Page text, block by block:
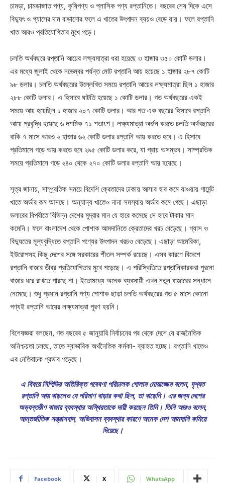
চামড়া, চামড়াজাত পণ্য, কৃষিপণ্য ও প্লাসিক পণ্য রপ্তানিতে। বছরের শেষ দিকে এসে
বিদ্যুৎ ও গ্যাসের দাম বাড়ানোর ফলে এ খাতের উৎপাদন ব্যয়ও বেড়ে যায়। ফলে রপ্তানি
খাত আরও প্রতিযোগিতার মুখে পড়ে।
চলতি অর্থবছরে রপ্তানি আয়ের লক্ষ্যমাত্রা ধরা হয়েছে ৩ হাজার ৩৫০ কোটি ডলার।
এর মধ্যে জুলাই থেকে নভেম্বর পর্যন্ত মোট রপ্তানি আয় হয়েছে ১ হাজার ২৮৭ কোটি
৯৮ ডলার। চলতি অর্থবছরের উল্লেখিত সময়ে রপ্তানি আয়ের লক্ষ্যমাত্রা ছিল ১ হাজার
২৮৮ কোটি ডলার। এ হিসাবে ঘাটতি হয়েছে ১ কোটি ডলার। গত অর্থবছরের একই
সময়ে আয় হয়েছিল ১ হাজার ২০৭ কোটি ডলার। আর গত এক বছরের হিসাবে রপ্তানি
আয়ে প্রবৃদ্ধি হয়েছে ৬ দশমিক ৭১ শতাংশ। লক্ষ্যমাত্রা অর্জন করতে চলতি অর্থবছরের
বাকি ৭ মাসে আরও ২ হাজার ৬২ কোটি ডলার রপ্তানি আয় করতে হবে। এ হিসাবে
প্রতিমাসে গড়ে আয় করতে হবে ২৯৫ কোটি ডলার করে, যা প্রায় অসম্ভব। সাম্প্রতিক
সময়ে প্রতিমাসে গড়ে ২৪০ থেকে ২৭০ কোটি ডলার রপ্তানি আয় হয়েছে।
সূত্র জানায়, সাম্প্র্রতিক সময়ে বিদেশি ক্রেতাদের ঢাকায় আসার হার কমে যাওয়ায় গার্মেন্ট
খাতে অর্ডার কম আসছে। অন্যান্য খাতেও নানা সমস্যায় অর্ডার কমে গেছে। এছাড়া
ডলারের বিপরীতে বিভিন্ন দেশের মুদ্রার মান যে হারে কমেছে সে হারে টাকার মান
কমেনি। ফলে বাংলাদেশ থেকে পোশাক আমদানিতে ক্রেতাদের খরচ বেড়েছে। গ্যাস ও
বিদ্যুতের মূল্যবৃদ্ধিতে রপ্তানি পণ্যের উৎপাদন খরচও বেড়েছে। এছাড়া আমেরিকা,
ইউরোপসহ কিছু দেশের সঙ্গে সরকারের শীতল সম্পর্ক রয়েছে। এসব কারণে বিদেশে
রপ্তানি বাজার তীব্র প্রতিযোগিতার মুখে পড়েছে। এ পরিস্থিতিতে রপ্তানিকারকরা পুরনো
বাজার ধরে রাখতে পারছে না। ইতোমধ্যে অনেক ব্যবসায়ী এখন নতুন বাজারের সন্ধানে
নেমেছে। শুধু প্রধান রপ্তানি পণ্য পোশাক ছাড়া চলতি অর্থবছরের গত ৫ মাসে কোনো
পণ্যই রপ্তানি আয়ের লক্ষ্যমাত্রা পূরণ হয়নি।
বিশেষজ্ঞরা বলছেন, গত বছরের ৫ জানুয়ারি নির্বাচনের পর থেকে দেশে যে রাজনৈতিক
অনিশ্চয়তা চলছে, তাতে স্বাভাবিক অর্থনৈতিক কর্মকা- ব্যাহত হচ্ছে। রপ্তানি খাতেও
এর নেতিবাচক প্রভাব পড়েছে।
এ বিষয়ে সিপিডির অতিরিক্ত গবেষণা পরিচালক গোলাম মোয়াজ্জেম বলেন, দৃশ্যত
রপ্তানি আয় বাড়লেও যে পরিমাণ বাড়ার কথা ছিল, তা বাড়েনি। এর জন্য দেশের
অভ্যন্তরীণ বাজার ব্যবস্থার অস্থিরতাকে দায়ী করছেন তিনি। তিনি আরও বলেন,
আন্তর্জাতিক সন্ত্রাসবাদ, অভিবাসন ব্যবস্থার কারণে অনেক দেশ আমদানি কমিয়ে
দিয়েছে।
Facebook X WhatsApp